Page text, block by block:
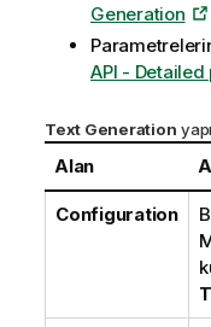
Generation
Parametrelerin
API -
Text Generation
Alan
Configuration